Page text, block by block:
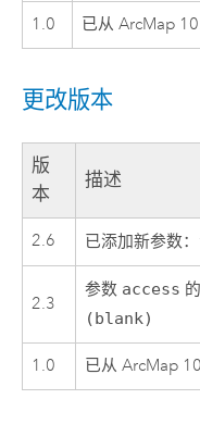
1.0 已从 ArcMap
更改版本
版
本
描述
2.6 已添加新参数：
2.3
参数 access
(blank)
1.0 已从 ArcMap